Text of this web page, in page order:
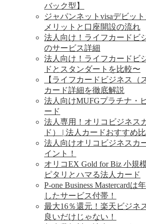
バック型】
ジャパンネットvisaデビッ
メリットと口座開設の流れ
法人向け！ライフカードビ
のサービス詳細
法人向け！ライフカードビ
ドとスタンダートを比較〜
【ライフカードビジネス（
カード詳細を徹底解説
法人向けMUFGプラチナ・
ード
法人専用！オリコビジネス
ド） | 法人カードおすすめ
法人向けオリコビジネスカ
イント！
オリコEX Gold for Biz 小規
ピタリとハマる法人カード
P-one Business Mastercard
したサービス付帯！
最大16％還元！楽天ビジネ
良いだけじゃない！